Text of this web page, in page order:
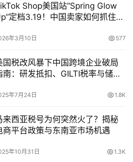
Shop美国站“Spring Glow
定档3.19！中国卖家如何抓住这
年3月10日 577
国税改风暴下中国跨境企业破局
南：研发抵扣、GILTI税率与储能
年7月24日 1.8K
来西亚税号为何突然火了？揭秘
商平台政策与东南亚市场机遇
年10月31日 1.3K